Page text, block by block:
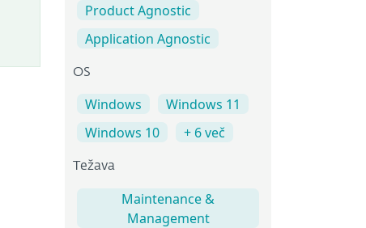
Product Agnostic
Application Agnostic
OS
Windows
Windows 11
Windows 10
+ 6 več
Težava
Maintenance &
Management